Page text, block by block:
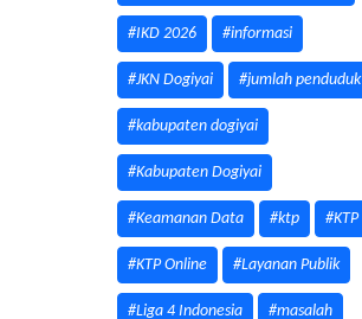
#IKD 2026 #informasi
#JKN Dogiyai #jumlah penduduk
#kabupaten dogiyai
#Kabupaten Dogiyai
#Keamanan Data #ktp #KTP
#KTP Online #Layanan Publik
#Liga 4 Indonesia #masalah